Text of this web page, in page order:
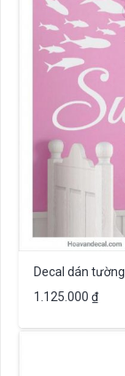
Decal dán
1.125.000 ₫